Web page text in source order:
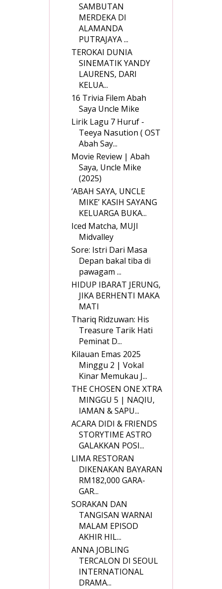
SAMBUTAN
MERDEKA DI
ALAMANDA
PUTRAJAYA ...
TEROKAI DUNIA
SINEMATIK YANDY
LAURENS, DARI
KELUA...
16 Trivia Filem Abah
Saya Uncle Mike
Lirik Lagu 7 Huruf -
Teeya Nasution ( OST
Abah Say...
Movie Review | Abah
Saya, Uncle Mike
(2025)
‘ABAH SAYA, UNCLE
MIKE’ KASIH SAYANG
KELUARGA BUKA...
Iced Matcha, MUJI
Midvalley
Sore: Istri Dari Masa
Depan bakal tiba di
pawagam ...
HIDUP IBARAT JERUNG,
JIKA BERHENTI MAKA
MATI
Thariq Ridzuwan: His
Treasure Tarik Hati
Peminat D...
Kilauan Emas 2025
Minggu 2 | Vokal
Kinar Memukau J...
THE CHOSEN ONE XTRA
MINGGU 5 | NAQIU,
IAMAN & SAPU...
ACARA DIDI & FRIENDS
STORYTIME ASTRO
GALAKKAN POSI...
LIMA RESTORAN
DIKENAKAN BAYARAN
RM182,000 GARA-
GAR...
SORAKAN DAN
TANGISAN WARNAI
MALAM EPISOD
AKHIR HIL...
ANNA JOBLING
TERCALON DI SEOUL
INTERNATIONAL
DRAMA...